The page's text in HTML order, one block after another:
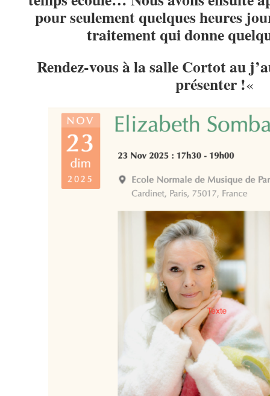
pour seulement quelques heures
traitement qui donne
Rendez-vous à la salle Cortot au
présenter !«